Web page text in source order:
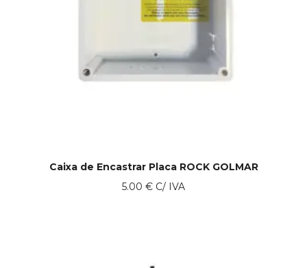
Caixa de Encastrar Placa ROCK GOLMAR
5.00 € C/ IVA